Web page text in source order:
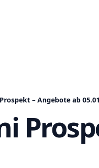
– Angebote ab